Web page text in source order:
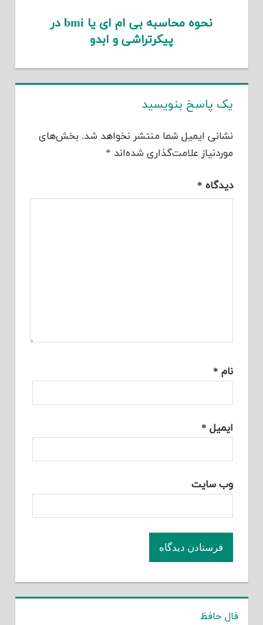
نحوه محاسبه بی ام ای یا bmi در
پیکرتراشی و ابدو
یک پاسخ بنویسید
نشانی ایمیل شما منتشر نخواهد شد. بخش‌های
موردنیاز علامت‌گذاری شده‌اند *
دیدگاه *
نام *
ایمیل *
وب‌ سایت
فال حافظ